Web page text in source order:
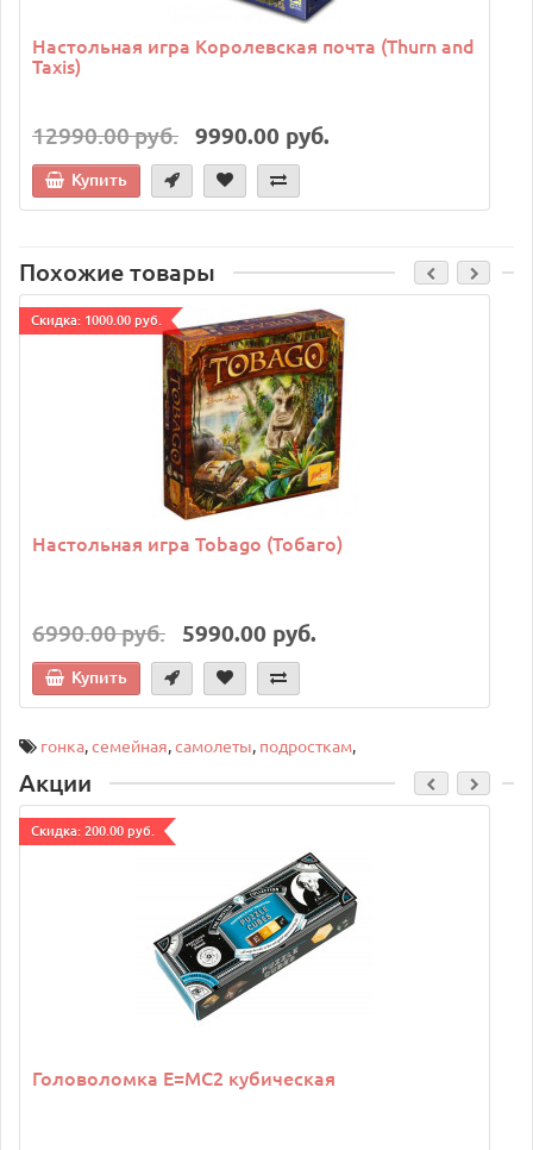
Настольная игра Королевская почта (Thurn and
Taxis)
12990.00 руб. 9990.00 руб.
Купить
Похожие товары
Cкидка: 1000.00 руб.
Настольная игра Tobago (Тобаго)
6990.00 руб. 5990.00 руб.
Купить
гонка,семейная,самолеты, подросткам,
Акции
Cкидка: 200.00 руб.
Головоломка E=MC2 кубическая